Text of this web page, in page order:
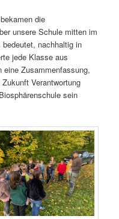
die
unsere Schule mitten im
bedeutet, nachhaltig in
jede Klasse aus
eine Zusammenfassung,
Verantwortung
sein